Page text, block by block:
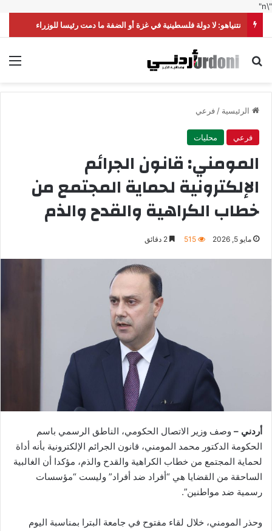
"\n"
نتنياهو: لا دولة فلسطينية في غزة أو الضفة ما دمت رئيسا للوزراء
بحث عن
الرئيسية /فرعي
فرعي محليات
المومني: قانون الجرائم
الإلكترونية لحماية المجتمع من
خطاب الكراهية والقدح والذم
مايو 5, 2026 515
أردني – وصف وزير الاتصال الحكومي، الناطق الرسمي باسم
الحكومة الدكتور محمد المومني، قانون الجرائم الإلكترونية بأنه أداة
لحماية المجتمع من خطاب الكراهية والقدح والذم، مؤكدا أن الغالبية
الساحقة من القضايا هي “أفراد ضد أفراد” وليست “مؤسسات
رسمية ضد مواطنين”.
وحذر المومني، خلال لقاء مفتوح في جامعة البترا بمناسبة اليوم